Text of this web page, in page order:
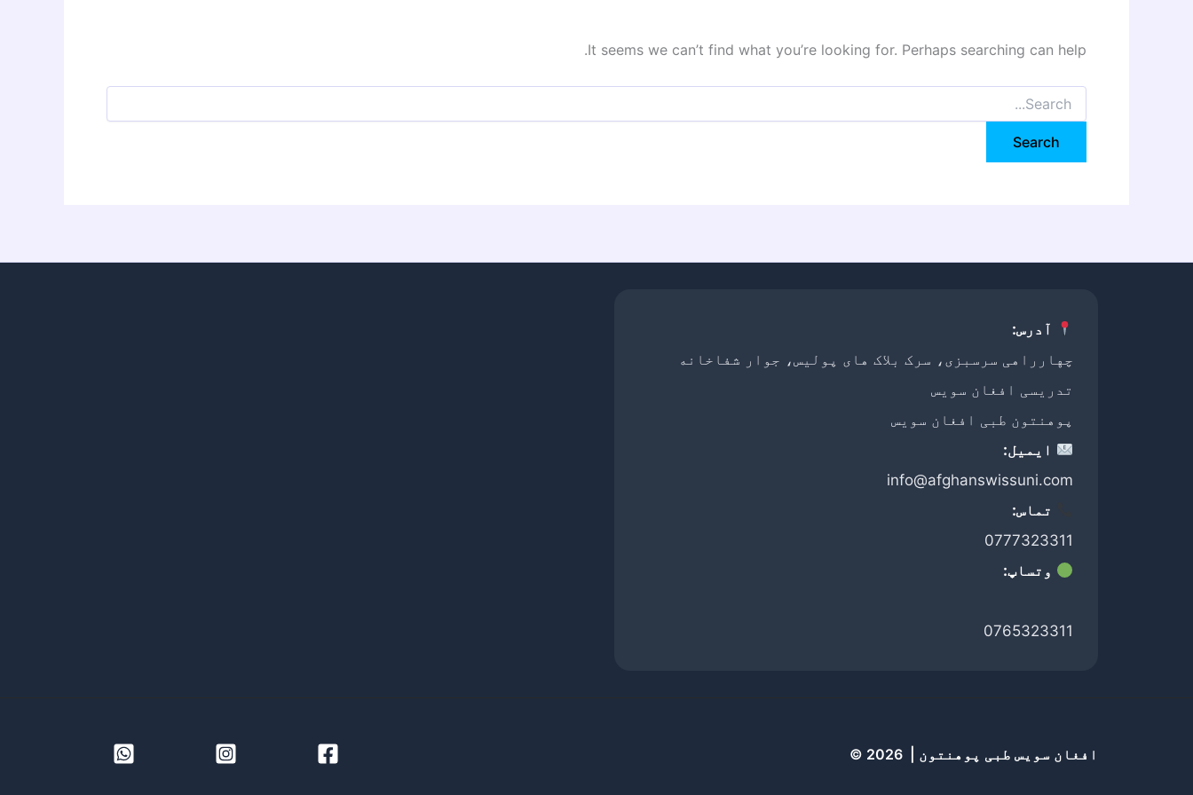
It seems we can’t find what you’re looking for. Perhaps searching can help.
آدرس:
چهارراهی سرسبزی، سرک بلاک های پولیس، جوار شفاخانه
تدریسی افغان سویس
پوهنتون طبی افغان سویس
ایمیل:
info@afghanswissuni.com
تماس:
0777323311
وتساپ:
0765323311
افغان سویس طبی پوهنتون | 2026 ©